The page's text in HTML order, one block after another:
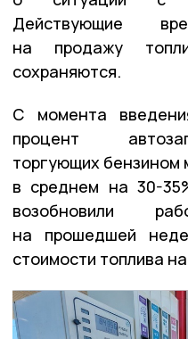
Действующие
на продажу
сохраняются.
С момента
процент
торгующих бензином
в среднем на 30-
возобновили
на прошедшей
стоимости топлива